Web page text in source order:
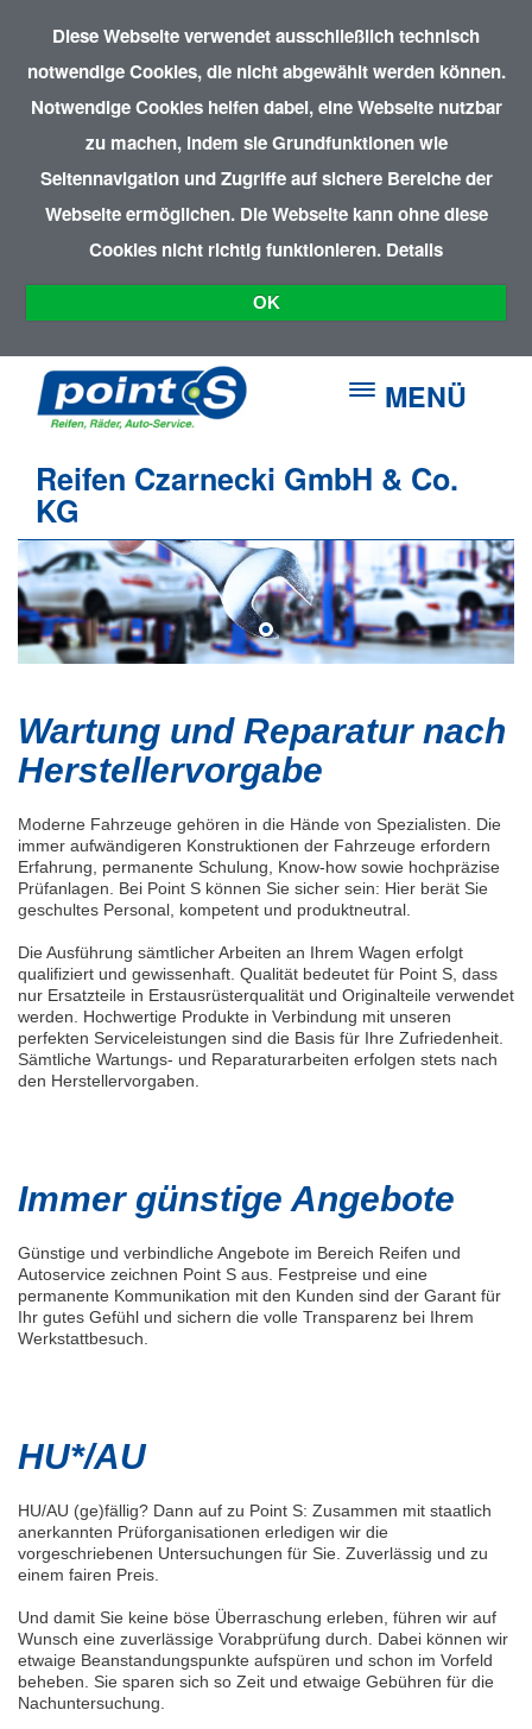
Diese Webseite verwendet ausschließlich technisch
notwendige Cookies, die nicht abgewählt werden können.
Notwendige Cookies helfen dabei, eine Webseite nutzbar
zu machen, indem sie Grundfunktionen wie
Seitennavigation und Zugriffe auf sichere Bereiche der
Webseite ermöglichen. Die Webseite kann ohne diese
Cookies nicht richtig funktionieren. Details
OK
MENÜ
Reifen Czarnecki GmbH & Co.
KG
Wartung und Reparatur nach
Herstellervorgabe
Moderne Fahrzeuge gehören in die Hände von Spezialisten. Die
immer aufwändigeren Konstruktionen der Fahrzeuge erfordern
Erfahrung, permanente Schulung, Know-how sowie hochpräzise
Prüfanlagen. Bei Point S können Sie sicher sein: Hier berät Sie
geschultes Personal, kompetent und produktneutral.
Die Ausführung sämtlicher Arbeiten an Ihrem Wagen erfolgt
qualifiziert und gewissenhaft. Qualität bedeutet für Point S, dass
nur Ersatzteile in Erstausrüsterqualität und Originalteile verwendet
werden. Hochwertige Produkte in Verbindung mit unseren
perfekten Serviceleistungen sind die Basis für Ihre Zufriedenheit.
Sämtliche Wartungs- und Reparaturarbeiten erfolgen stets nach
den Herstellervorgaben.
Immer günstige Angebote
Günstige und verbindliche Angebote im Bereich Reifen und
Autoservice zeichnen Point S aus. Festpreise und eine
permanente Kommunikation mit den Kunden sind der Garant für
Ihr gutes Gefühl und sichern die volle Transparenz bei Ihrem
Werkstattbesuch.
HU*/AU
HU/AU (ge)fällig? Dann auf zu Point S: Zusammen mit staatlich
anerkannten Prüforganisationen erledigen wir die
vorgeschriebenen Untersuchungen für Sie. Zuverlässig und zu
einem fairen Preis.
Und damit Sie keine böse Überraschung erleben, führen wir auf
Wunsch eine zuverlässige Vorabprüfung durch. Dabei können wir
etwaige Beanstandungspunkte aufspüren und schon im Vorfeld
beheben. Sie sparen sich so Zeit und etwaige Gebühren für die
Nachuntersuchung.